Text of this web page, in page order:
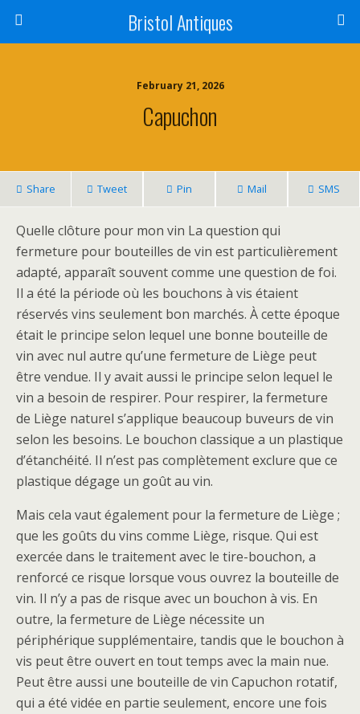
Bristol Antiques
February 21, 2026
Capuchon
Share Tweet Pin Mail SMS
Quelle clôture pour mon vin La question qui
fermeture pour bouteilles de vin est particulièrement
adapté, apparaît souvent comme une question de foi.
Il a été la période où les bouchons à vis étaient
réservés vins seulement bon marchés. À cette époque
était le principe selon lequel une bonne bouteille de
vin avec nul autre qu’une fermeture de Liège peut
être vendue. Il y avait aussi le principe selon lequel le
vin a besoin de respirer. Pour respirer, la fermeture
de Liège naturel s’applique beaucoup buveurs de vin
selon les besoins. Le bouchon classique a un plastique
d’étanchéité. Il n’est pas complètement exclure que ce
plastique dégage un goût au vin.
Mais cela vaut également pour la fermeture de Liège ;
que les goûts du vins comme Liège, risque. Qui est
exercée dans le traitement avec le tire-bouchon, a
renforcé ce risque lorsque vous ouvrez la bouteille de
vin. Il n’y a pas de risque avec un bouchon à vis. En
outre, la fermeture de Liège nécessite un
périphérique supplémentaire, tandis que le bouchon à
vis peut être ouvert en tout temps avec la main nue.
Peut être aussi une bouteille de vin Capuchon rotatif,
qui a été vidée en partie seulement, encore une fois